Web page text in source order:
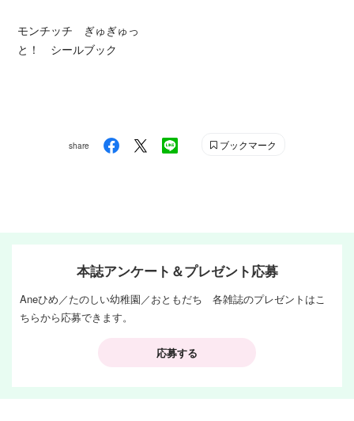
モンチッチ ぎゅぎゅっ
と！ シールブック
share ブックマーク
本誌アンケート＆プレゼント応募
Aneひめ／たのしい幼稚園／おともだち 各雑誌のプレゼントはこ
ちらから応募できます。
応募する